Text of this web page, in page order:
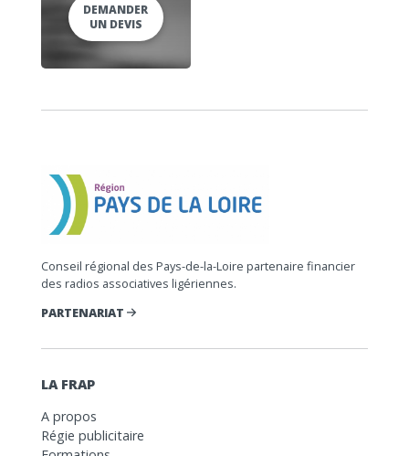
DEMANDER
UN DEVIS
Conseil régional des Pays-de-la-Loire partenaire financier
des radios associatives ligériennes.
PARTENARIAT
LA FRAP
A propos
Régie publicitaire